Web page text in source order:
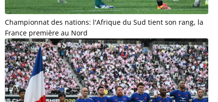
Championnat des nations: l'Afrique du Sud tient son rang, la
France première au Nord